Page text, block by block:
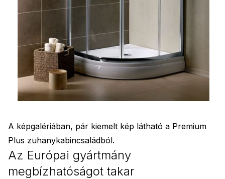
A képgalériában, pár kiemelt kép látható a Premium
Plus zuhanykabincsaládból.
Az Európai gyártmány
megbízhatóságot takar